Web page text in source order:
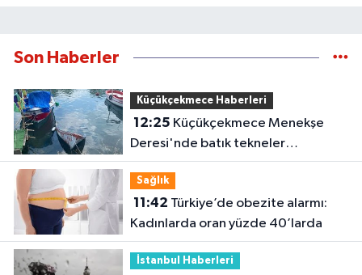
Son Haberler
Küçükçekmece Haberleri
12:25
Deresi'nde batık tekneler
karabatakların yuvası oldu
Sağlık
11:42
Kadınlarda oran yüzde 40’larda
İstanbul Haberleri